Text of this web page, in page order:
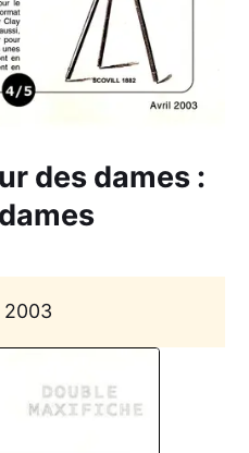
des dames :
2003